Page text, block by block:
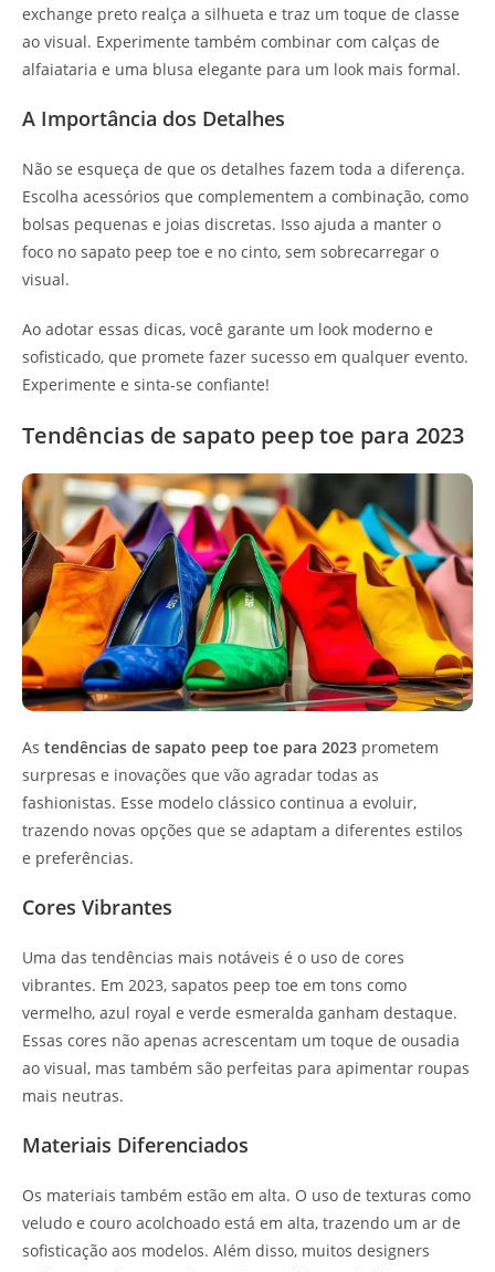
exchange preto realça a silhueta e traz um toque de classe
ao visual. Experimente também combinar com calças de
alfaiataria e uma blusa elegante para um look mais formal.
A Importância dos Detalhes
Não se esqueça de que os detalhes fazem toda a diferença.
Escolha acessórios que complementem a combinação, como
bolsas pequenas e joias discretas. Isso ajuda a manter o
foco no sapato peep toe e no cinto, sem sobrecarregar o
visual.
Ao adotar essas dicas, você garante um look moderno e
sofisticado, que promete fazer sucesso em qualquer evento.
Experimente e sinta-se confiante!
Tendências de sapato peep toe para 2023
As tendências de sapato peep toe para 2023 prometem
surpresas e inovações que vão agradar todas as
fashionistas. Esse modelo clássico continua a evoluir,
trazendo novas opções que se adaptam a diferentes estilos
e preferências.
Cores Vibrantes
Uma das tendências mais notáveis é o uso de cores
vibrantes. Em 2023, sapatos peep toe em tons como
vermelho, azul royal e verde esmeralda ganham destaque.
Essas cores não apenas acrescentam um toque de ousadia
ao visual, mas também são perfeitas para apimentar roupas
mais neutras.
Materiais Diferenciados
Os materiais também estão em alta. O uso de texturas como
veludo e couro acolchoado está em alta, trazendo um ar de
sofisticação aos modelos. Além disso, muitos designers